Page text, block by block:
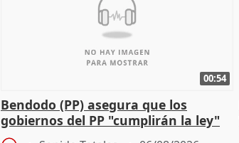
00:54
Bendodo (PP) asegura que los
gobiernos del PP "cumplirán la ley"
sobre los menores migrantes